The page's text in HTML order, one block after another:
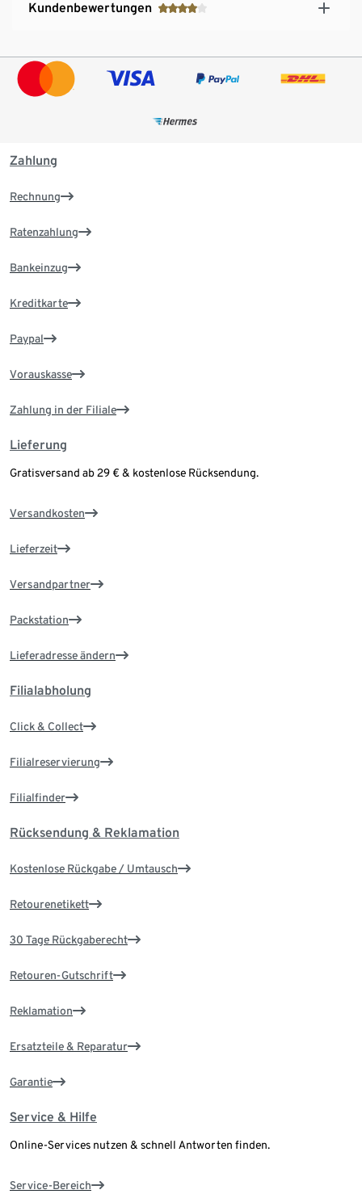
Kundenbewertungen
Zahlung
Rechnung
Ratenzahlung
Bankeinzug
Kreditkarte
Paypal
Vorauskasse
Zahlung in der Filiale
Lieferung
Gratisversand ab 29 € & kostenlose Rücksendung.
Versandkosten
Lieferzeit
Versandpartner
Packstation
Lieferadresse ändern
Filialabholung
Click & Collect
Filialreservierung
Filialfinder
Rücksendung & Reklamation
Kostenlose Rückgabe / Umtausch
Retourenetikett
30 Tage Rückgaberecht
Retouren-Gutschrift
Reklamation
Ersatzteile & Reparatur
Garantie
Service & Hilfe
Online-Services nutzen & schnell Antworten finden.
Service-Bereich